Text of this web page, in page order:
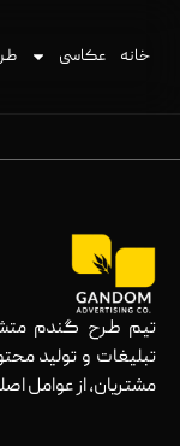
خانه عکاسی
تیم طرح گندم
تبلیغات و تولید
مشتریان، از عوامل